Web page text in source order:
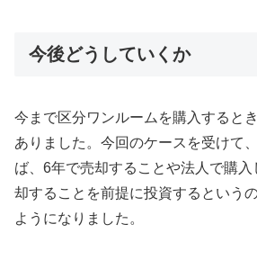
今後どうしていくか
今まで区分ワンルームを購入すると
ありました。今回のケースを受けて
ば、6年で売却することや法人で購
却することを前提に投資するという
ようになりました。